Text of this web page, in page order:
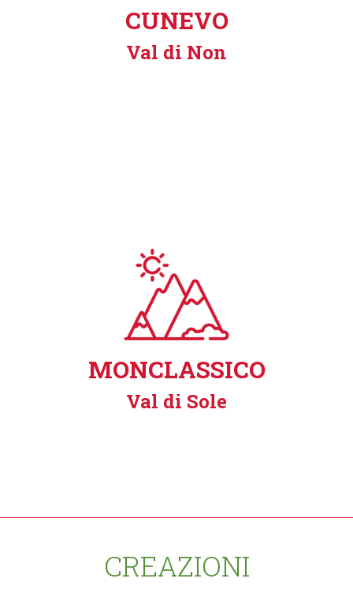
CUNEVO
Val di Non
MONCLASSICO
Val di Sole
CREAZIONI